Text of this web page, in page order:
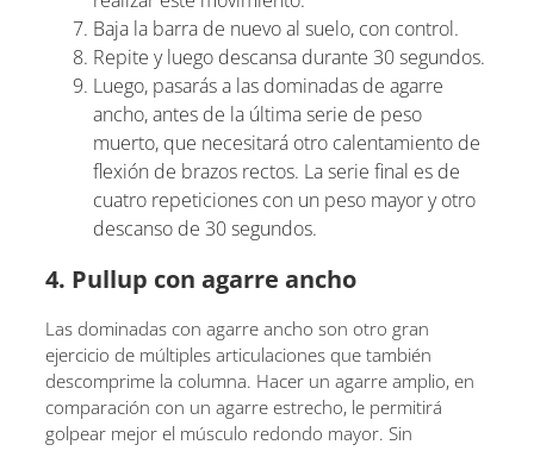
Baja la barra de nuevo al suelo, con control.
Repite y luego descansa durante 30 segundos.
Luego, pasarás a las dominadas de agarre
ancho, antes de la última serie de peso
muerto, que necesitará otro calentamiento de
flexión de brazos rectos. La serie final es de
cuatro repeticiones con un peso mayor y otro
descanso de 30 segundos.
4. Pullup con agarre ancho
Las dominadas con agarre ancho son otro gran
ejercicio de múltiples articulaciones que también
descomprime la columna. Hacer un agarre amplio, en
comparación con un agarre estrecho, le permitirá
golpear mejor el músculo redondo mayor. Sin